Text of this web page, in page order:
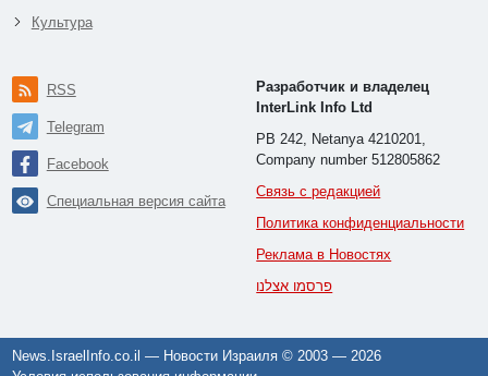
Культура
RSS
Telegram
Facebook
Специальная версия сайта
Разработчик и владелец
InterLink Info Ltd
PB 242, Netanya 4210201,
Company number 512805862
Связь с редакцией
Политика конфиденциальности
Реклама в Новостях
פרסמו אצלנו
News.IsraelInfo.co.il — Новости Израиля © 2003 —2026